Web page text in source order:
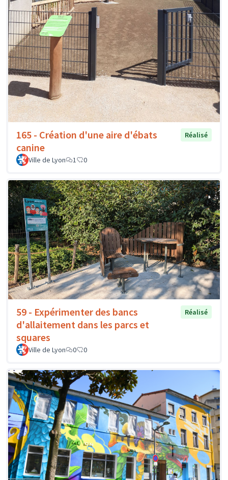
165 - Création d'une aire d'ébats
canine
Réalisé
Ville de Lyon 1 0
59 - Expérimenter des bancs
d'allaitement dans les parcs et
squares
Réalisé
Ville de Lyon 0 0